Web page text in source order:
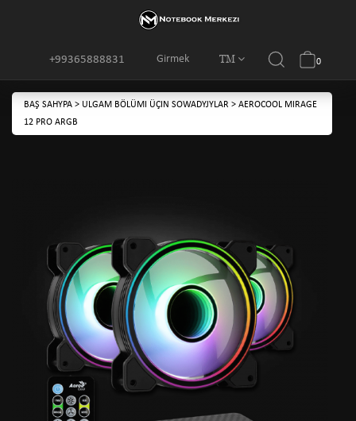
Girmek TM
+99365888831 0
BAŞ SAHYPA > ULGAM BÖLÜMI ÜÇIN SOWADYJYLAR > AEROCOOL MIRAGE
12 PRO ARGB